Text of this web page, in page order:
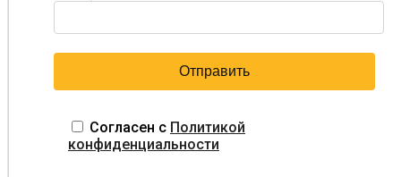
Согласен с Политикой
конфиденциальности